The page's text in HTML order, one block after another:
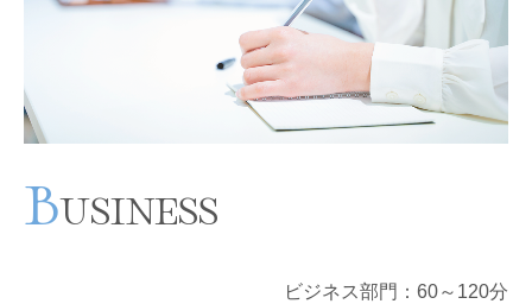
BUSINESS
ビジネス部門 ：60～ 120分